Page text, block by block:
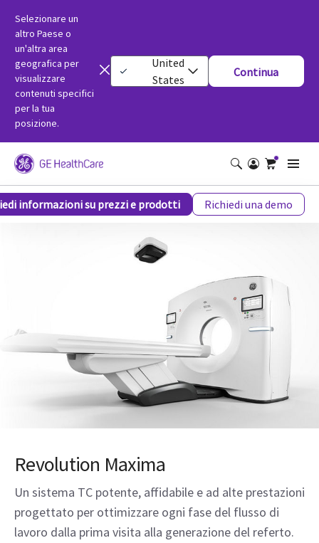
Selezionare un
altro Paese o
un'altra area
geografica per
visualizzare
contenuti specifici
per la tua
posizione.
United
States
Continua
Revolution Maxima
informazioni su prezzi e prodotti Richiedi una demo
Revolution Maxima
Un sistema TC potente, affidabile e ad alte prestazioni
progettato per ottimizzare ogni fase del flusso di
lavoro dalla prima visita alla generazione del referto.